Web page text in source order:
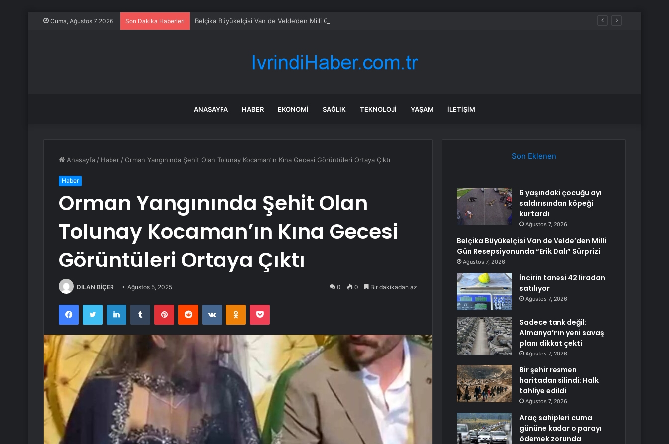
Cuma, Ağustos 7 2026 Son Dakika Haberleri Belçika Büyükelçisi Van de Velde’den Milli Gün Resepsiyonunda “Erik Dalı” Sürprizi
ANASAYFA HABER EKONOMI SAĞLIK TEKNOLOJI YAŞAM İLETIŞIM
Anasayfa / Haber / Orman Yangınında Şehit Olan Tolunay Kocaman’ın Kına Gecesi Görüntüleri Ortaya Çıktı
Haber
Orman Yangınında Şehit Olan
Tolunay Kocaman’ın Kına Gecesi
Görüntüleri Ortaya Çıktı
DİLAN BİÇER Ağustos 5, 2025 0 0 Bir dakikadan az
FacebookTwitter LinkedInTumblr PinterestReddit VKontakteOdnoklassniki
Pocket
Son Eklenen
6 yaşındaki çocuğu ayı
saldırısından köpeği
kurtardı
Ağustos 7, 2026
Belçika Büyükelçisi Van de Velde’den Milli
Gün Resepsiyonunda “Erik Dalı” Sürprizi
Ağustos 7, 2026
İncirin tanesi 42 liradan
satılıyor
Ağustos 7, 2026
Sadece tank değil:
Almanya’nın yeni savaş
planı dikkat çekti
Ağustos 7, 2026
Bir şehir resmen
haritadan silindi: Halk
tahliye edildi
Ağustos 7, 2026
Araç sahipleri cuma
gününe kadar o parayı
ödemek zorunda